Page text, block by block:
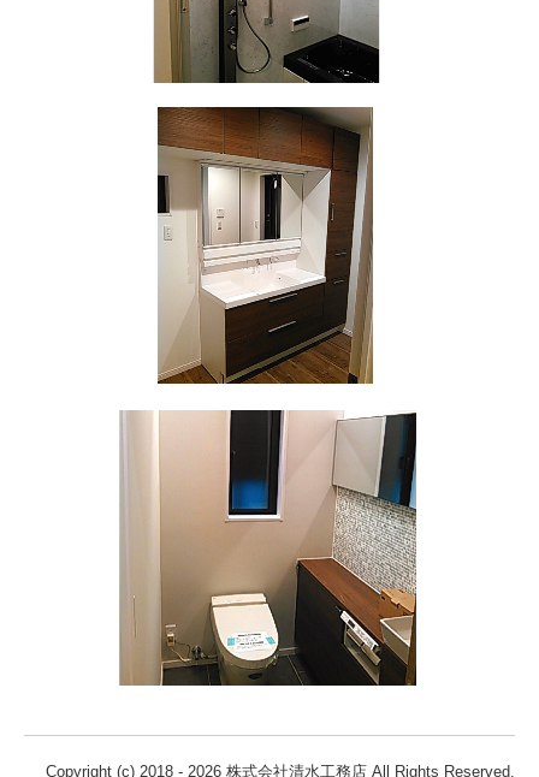
Copyright (c) 2018 - 2026 株式会社清水工務店 All Rights Reserved.